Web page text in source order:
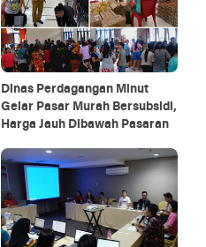
Dinas Perdagangan Minut
Gelar Pasar Murah Bersubsidi,
Harga Jauh Dibawah Pasaran